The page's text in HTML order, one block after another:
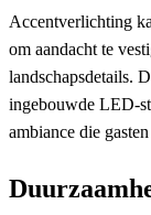
Accentverlichting
om aandacht te
landschapsdetails.
ingebouwde LED-
ambiance die